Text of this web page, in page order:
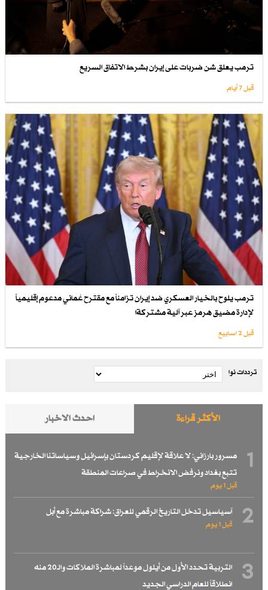
ترمب يعلق شن ضربات على إيران بشرط الاتفاق السريع
قبل 7 أيام
ترمب يلوح بالخيار العسكري ضد إيران تزامناً مع مقترح عُماني مدعوم إقليمياً
لإدارة مضيق هرمز عبر آلية مشتركةا
قبل 2 اسابیع
ترددات نوا
الأكثر قراءة احدث الاخبار
1
مسرور بارزاني: لا علاقة لإقليم كردستان بإسرائيل وسياساتنا الخارجية
تتبع بغداد ونرفض الانخراط في صراعات المنطقة
قبل 1 یوم
2 آسياسيل تدخل التاريخ الرقمي للعراق: شراكة مباشرة مع أبل
قبل 1 یوم
3
التربية تحدد الأول من أيلول موعداً لمباشرة الملاكات والـ20 منه
انطلاقاً للعام الدراسي الجديد